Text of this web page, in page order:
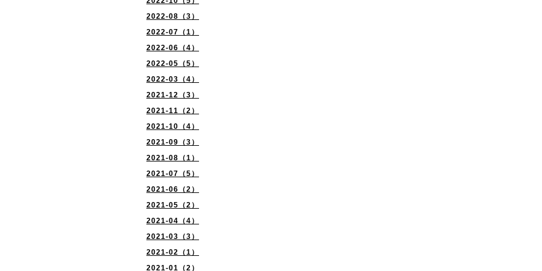
2022-08（3）
2022-07（1）
2022-06（4）
2022-05（5）
2022-03（4）
2021-12（3）
2021-11（2）
2021-10（4）
2021-09（3）
2021-08（1）
2021-07（5）
2021-06（2）
2021-05（2）
2021-04（4）
2021-03（3）
2021-02（1）
2021-01（2）